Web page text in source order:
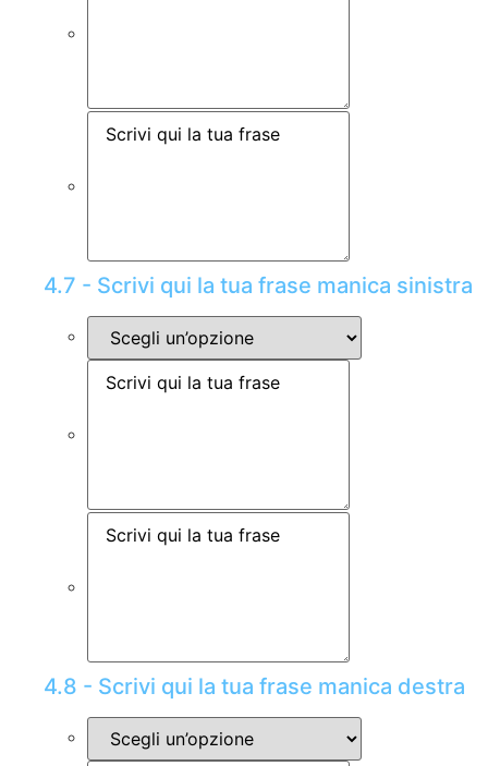
4.7 - Scrivi qui la tua frase manica sinistra
4.8 - Scrivi qui la tua frase manica destra